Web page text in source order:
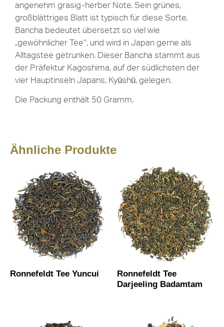
angenehm grasig-herber Note. Sein grünes,
großblättriges Blatt ist typisch für diese Sorte.
Bancha bedeutet übersetzt so viel wie
„gewöhnlicher Tee“, und wird in Japan gerne als
Alltagstee getrunken. Dieser Bancha stammt aus
der Präfektur Kagoshima, auf der südlichsten der
vier Hauptinseln Japans, Kyūshū, gelegen.
Die Packung enthält 50 Gramm.
Ähnliche Produkte
Ronnefeldt Tee Yuncui
Ronnefeldt Tee
Darjeeling Badamtam